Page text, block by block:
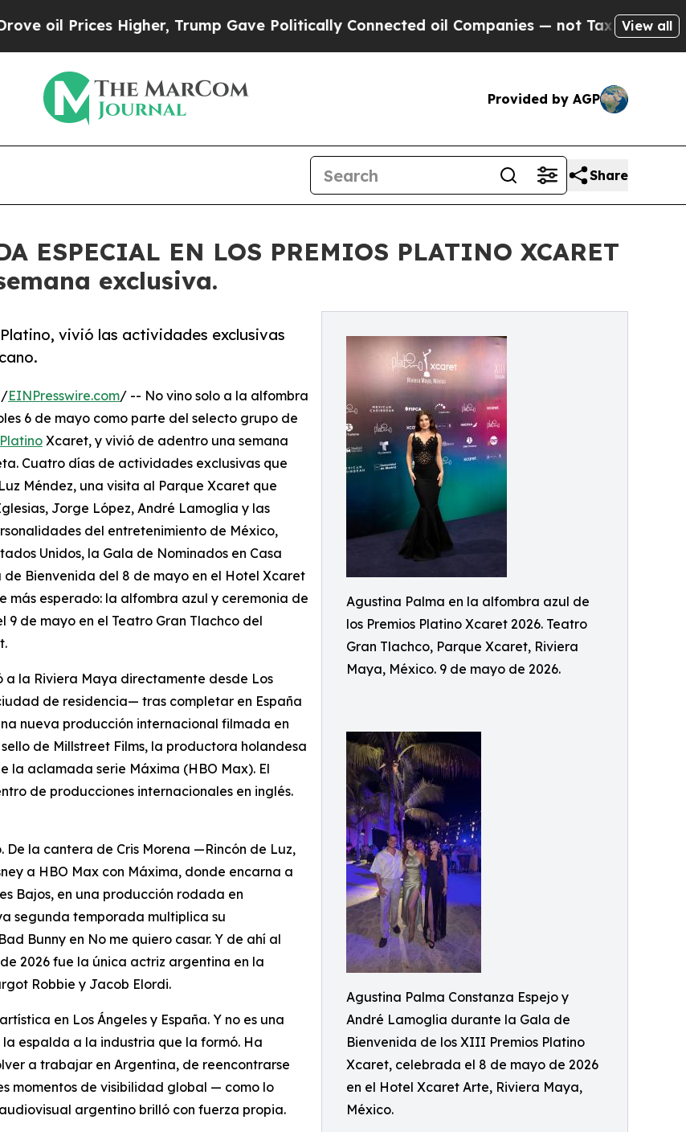
Higher, Trump Gave Politically Connected oil Companies — not Taxpayers — theView all
Provided by AGP
Share
ESPECIAL EN LOS PREMIOS PLATINO XCARET
exclusiva.
Agustina Palma en la alfombra azul de
los Premios Platino Xcaret 2026. Teatro
Gran Tlachco, Parque Xcaret, Riviera
Maya, México. 9 de mayo de 2026.
Agustina Palma Constanza Espejo y
André Lamoglia durante la Gala de
Bienvenida de los XIII Premios Platino
Xcaret, celebrada el 8 de mayo de 2026
en el Hotel Xcaret Arte, Riviera Maya,
México.
vivió las actividades exclusivas
/EINPresswire.com/ -- No vino solo a la alfombra
6 de mayo como parte del selecto grupo de
Xcaret, y vivió de adentro una semana
Cuatro días de actividades exclusivas que
Méndez, una visita al Parque Xcaret que
Jorge López, André Lamoglia y las
del entretenimiento de México,
Unidos, la Gala de Nominados en Casa
de Bienvenida del 8 de mayo en el Hotel Xcaret
más esperado: la alfombra azul y ceremonia de
9 de mayo en el Teatro Gran Tlachco del
a la Riviera Maya directamente desde Los
de residencia— tras completar en España
nueva producción internacional filmada en
de Millstreet Films, la productora holandesa
la aclamada serie Máxima (HBO Max). El
de producciones internacionales en inglés.
la cantera de Cris Morena —Rincón de Luz,
a HBO Max con Máxima, donde encarna a
Bajos, en una producción rodada en
segunda temporada multiplica su
Bunny en No me quiero casar. Y de ahí al
2026 fue la única actriz argentina en la
Robbie y Jacob Elordi.
en Los Ángeles y España. Y no es una
espalda a la industria que la formó. Ha
a trabajar en Argentina, de reencontrarse
momentos de visibilidad global — como lo
argentino brilló con fuerza propia.